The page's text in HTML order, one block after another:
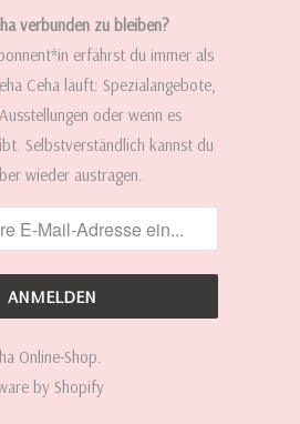
verbunden zu bleiben?
erfährst du immer als
Ceha läuft: Spezialangebote,
oder wenn es
Selbstverständlich kannst du
wieder austragen.
Online-Shop.
by Shopify